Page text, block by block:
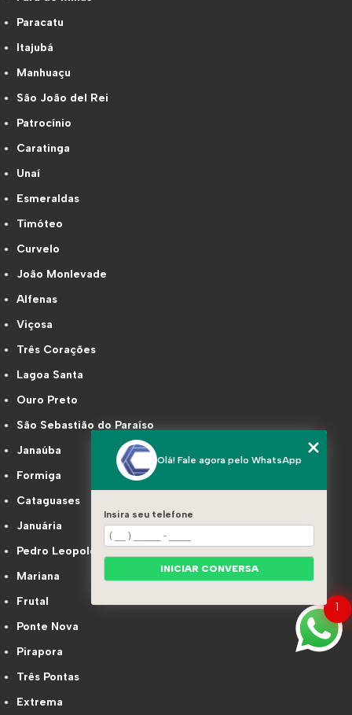
Paracatu
Itajubá
Manhuaçu
São João del Rei
Patrocínio
Caratinga
Unaí
Esmeraldas
Timóteo
Curvelo
João Monlevade
Alfenas
Viçosa
Três Corações
Lagoa Santa
Ouro Preto
São Sebastião do Paraíso
Janaúba
Formiga
Cataguases
Januária
Pedro Leopoldo
Mariana
Frutal
Ponte Nova
Pirapora
Três Pontas
Extrema
1
Olá! Fale agora pelo WhatsApp
Insira seu telefone
INICIAR CONVERSA